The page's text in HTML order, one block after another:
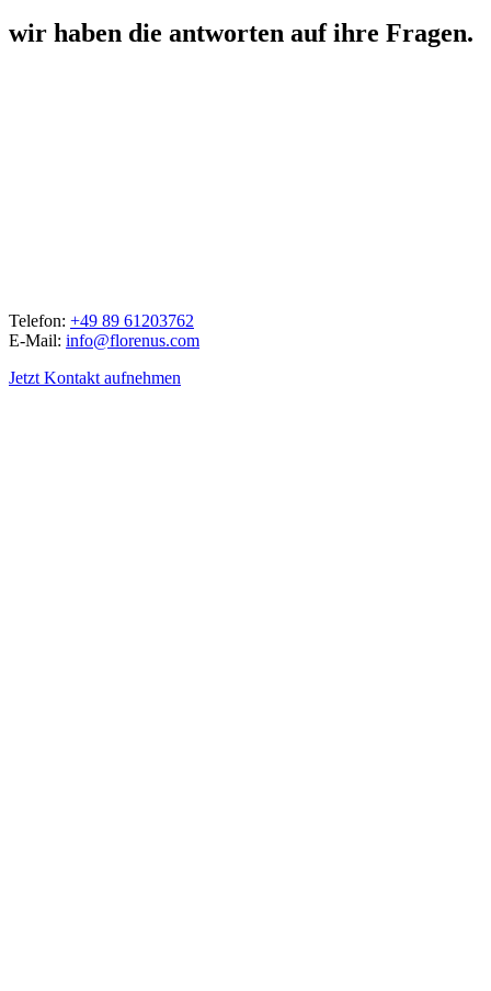
wir haben die antworten auf ihre Fragen.
Telefon: +49 89 61203762
E-Mail: info@florenus.com
Jetzt Kontakt aufnehmen